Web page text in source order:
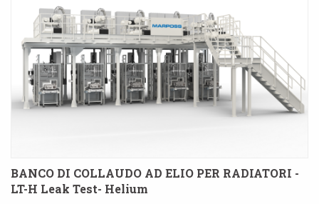
BANCO DI COLLAUDO AD ELIO PER RADIATORI -
LT-H Leak Test- Helium